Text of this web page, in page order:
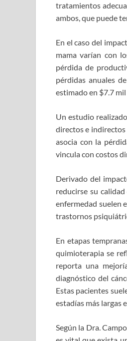
tratamientos
ambos, que puede
En el caso del
mama varían con
pérdida de
pérdidas anuales
estimado en $7.7
Un estudio
directos e indirectos
asocia con la
vincula con costos
Derivado del
reducirse su
enfermedad suelen
trastornos
En etapas
quimioterapia se
reporta una
diagnóstico del
Estas pacientes
estadías más largas
Según la Dra.